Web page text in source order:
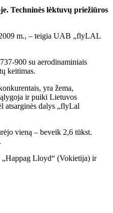
Techninės lėktuvų priežiūros
2009 m., – teigia UAB „flyLAL
900 su aerodinaminiais
keitimas.
yra žema,
ir puiki Lietuvos
atsarginės dalys „flyLal
vieną – beveik 2,6 tūkst.
„Happag Lloyd“ (Vokietija) ir